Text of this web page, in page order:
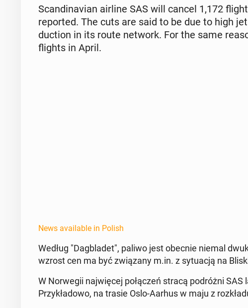
Scan­di­na­vian airline SAS will cancel 1,172
re­port­ed. The cuts are said to be due to high
duc­tion in its route network. For the same
flights in April.
News available in Polish
Według "Dag­bladet", paliwo jest obecnie niemal
wzrost cen ma być związany m.in. z sytu­acją na
W Nor­wegii na­jwięcej połączeń stracą po­dróżni
Przykład­owo, na trasie Oslo-Aarhus w maju z